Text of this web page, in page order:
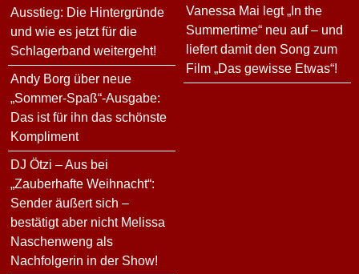
Ausstieg: Die Hintergründe
und wie es jetzt für die
Schlagerband weitergeht!
Andy Borg über neue
„Sommer-Spaß“-Ausgabe:
Das ist für ihn das schönste
Kompliment
DJ Ötzi – Aus bei
„Zauberhafte Weihnacht“:
Sender äußert sich –
bestätigt aber nicht Melissa
Naschenweng als
Nachfolgerin in der Show!
Vanessa Mai legt „In the
Summertime“ neu auf – und
liefert damit den Song zum
Film „Das gewisse Etwas“!